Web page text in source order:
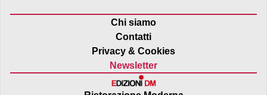
Chi siamo
Contatti
Privacy & Cookies
Newsletter